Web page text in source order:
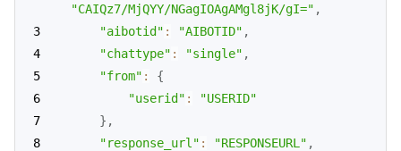
"CAIQz7/MjQYY/NGagIOAgAMgl8jK/gI=" ,
"aibotid" : "AIBOTID" ,
"chattype" : "single" ,
"from" :
{
"userid" :
"USERID"
} ,
"response_url" : "RESPONSEURL" ,